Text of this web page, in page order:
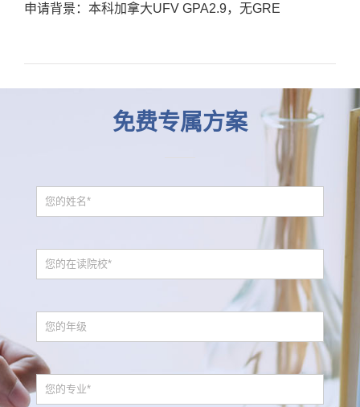
申请背景：本科加拿大UFV GPA2.9，无GRE
免费专属方案